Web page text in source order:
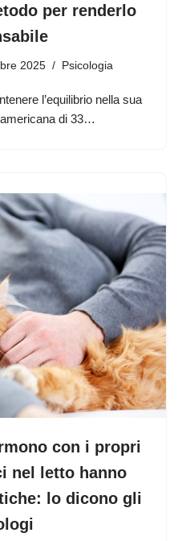
per renderlo
2025 Psicologia
l’equilibrio nella sua
di 33…
con i propri
nel letto hanno
lo dicono gli